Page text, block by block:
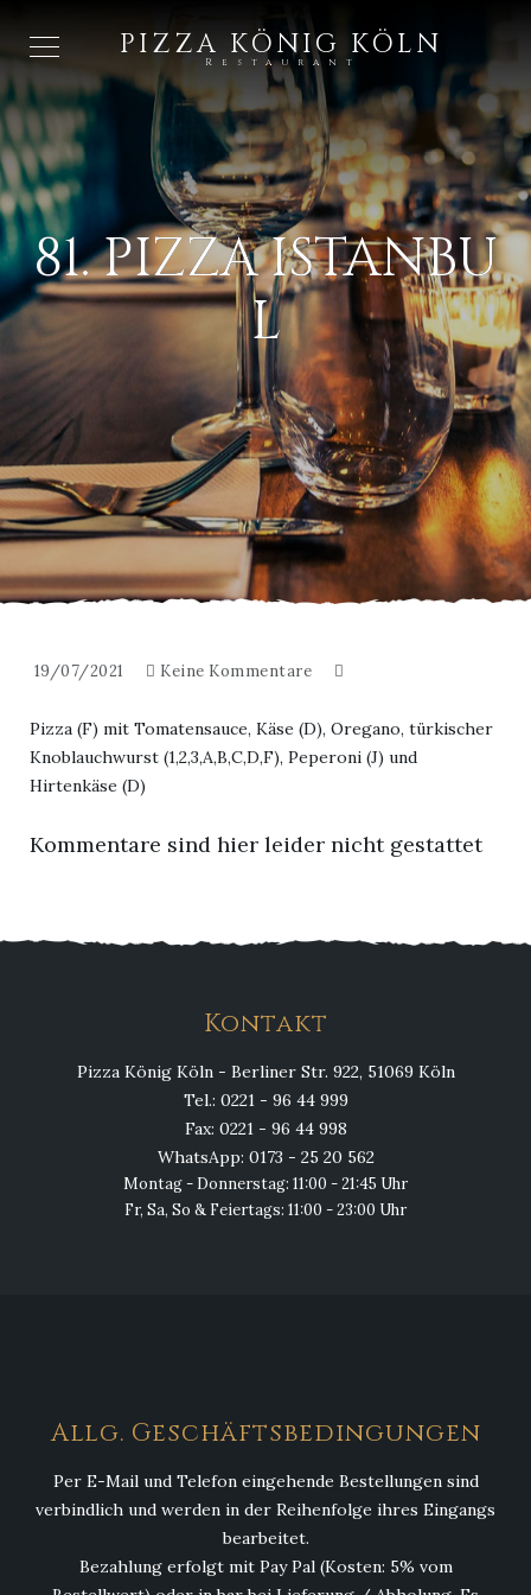
PIZZA KÖNIG KÖLN
Restaurant
81. PIZZA ISTANBU
L
19/07/2021 Keine Kommentare
Pizza (F) mit Tomatensauce, Käse (D), Oregano, türkischer
Knoblauchwurst (1,2,3,A,B,C,D,F), Peperoni (J) und
Hirtenkäse (D)
Kommentare sind hier leider nicht gestattet
Kontakt
Pizza König Köln - Berliner Str. 922, 51069 Köln
Tel.: 0221 - 96 44 999
Fax: 0221 - 96 44 998
WhatsApp: 0173 - 25 20 562
Montag - Donnerstag: 11:00 - 21:45 Uhr
Fr, Sa, So & Feiertags: 11:00 - 23:00 Uhr
Allg. Geschäftsbedingungen
Per E-Mail und Telefon eingehende Bestellungen sind
verbindlich und werden in der Reihenfolge ihres Eingangs
bearbeitet.
Bezahlung erfolgt mit Pay Pal (Kosten: 5% vom